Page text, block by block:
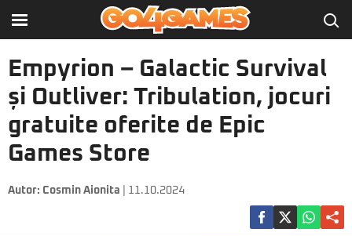
Empyrion – Galactic Survival
și Outliver: Tribulation, jocuri
gratuite oferite de Epic
Games Store
Autor: Cosmin Aionita | 11.10.2024